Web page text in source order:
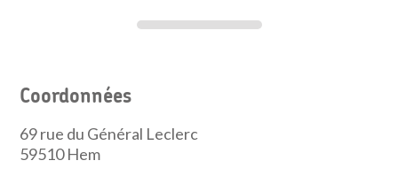
Coordonnées
69 rue du Général Leclerc
59510 Hem